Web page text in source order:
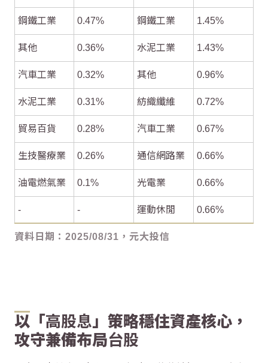
鋼鐵工業 0.47% 鋼鐵工業 1.45%
其他 0.36% 水泥工業 1.43%
汽車工業 0.32% 其他 0.96%
水泥工業 0.31% 紡織纖維 0.72%
貿易百貨 0.28% 汽車工業 0.67%
生技醫療業 0.26% 通信網路業 0.66%
油電燃氣業 0.1% 光電業 0.66%
- - 運動休閒 0.66%
資料日期：2025/08/31，元大投信
以「高股息」策略穩住資產核心，
攻守兼備布局台股